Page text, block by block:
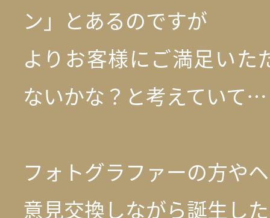
ン」とあるのですが
よりお客様にご満足いた
ないかな？と考えていて…
フォトグラファーの方や
意見交換しながら誕生し